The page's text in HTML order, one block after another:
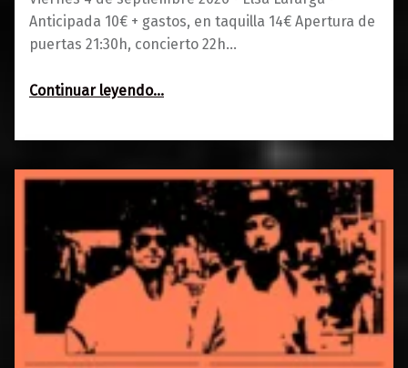
Anticipada 10€ + gastos, en taquilla 14€ Apertura de
puertas 21:30h, concierto 22h…
Continuar leyendo…